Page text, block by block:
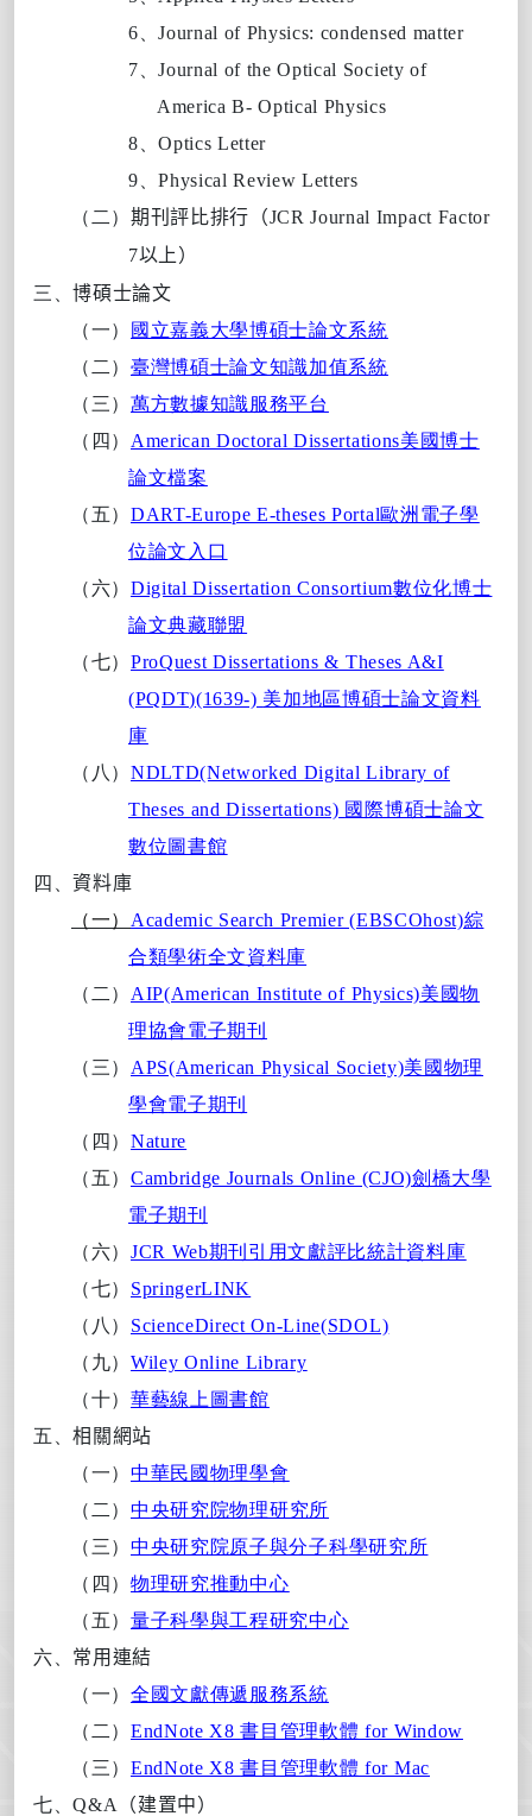
6、Journal of Physics: condensed matter
7、Journal of the Optical Society of
America B- Optical Physics
8、Optics Letter
9、Physical Review Letters
（二）期刊評比排行（JCR Journal Impact Factor
7以上）
三、博碩士論文
（一）
國立嘉義大學博碩士論文系統
（二）臺灣博碩士論文知識加值系統
（三）萬方數據知識服務平台
（四） American Doctoral Dissertations美國博士
論文檔案
（五）DART-Europe E-theses Portal歐洲電子學
位論文入口
（六）Digital Dissertation Consortium數位化博士
論文典藏聯盟
（七）ProQuest Dissertations & Theses A&I
(PQDT)(1639-) 美加地區博碩士論文資料
庫
（八）NDLTD(Networked Digital Library of
Theses and Dissertations) 國際博碩士論文
數位圖書館
四、資料庫
（一） Academic Search Premier (EBSCOhost)綜
合類學術全文資料庫
（二） AIP(American Institute of Physics)美國物
理協會電子期刊
（三） APS(American Physical Society)美國物理
學會電子期刊
（四）Nature
（五）Cambridge Journals Online (CJO)劍橋大學
電子期刊
（六）JCR Web期刊引用文獻評比統計資料庫
（七） SpringerLINK
（八） ScienceDirect On-Line(SDOL)
（九）Wiley Online Library
（十）華藝線上圖書館
五、相關網站
（一）中華民 國物理學會
（二）中央研究 院物理研究所
（三）中央研究 院原子與分子科學研究 所
（四）物理研究推動中心
（五）量子科學與工程研究中心
六、 常用連結
（一）全國文獻傳遞服務系統
（二）EndNote X8書目管理軟體 for Window
（三）EndNote X8書目管理軟體 for Mac
七、Q&A （建置中）